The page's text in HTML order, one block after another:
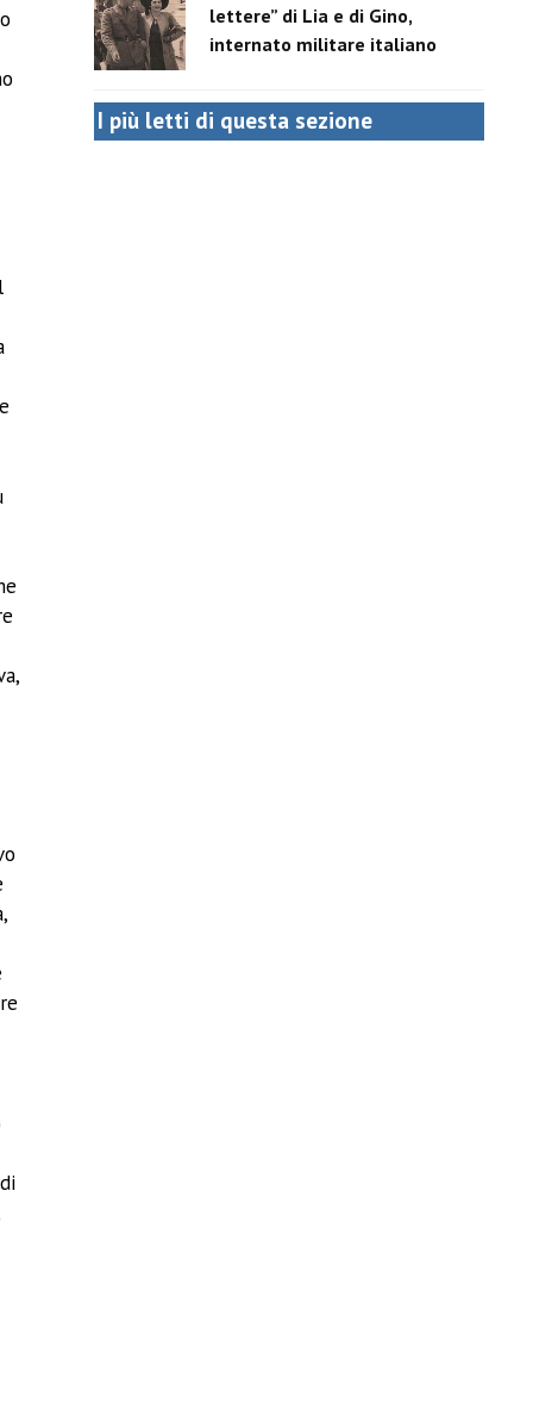
lettere” di Lia e di Gino,
internato militare italiano
I più letti di questa sezione